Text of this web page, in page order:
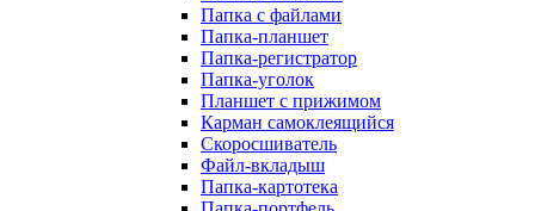
Папка с файлами
Папка-планшет
Папка-регистратор
Папка-уголок
Планшет с прижимом
Карман самоклеящийся
Скоросшиватель
Файл-вкладыш
Папка-картотека